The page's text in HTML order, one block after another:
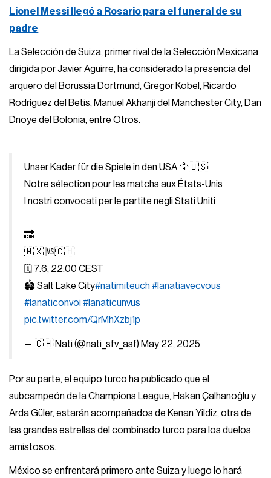
Lionel Messi llegó a Rosario para el funeral de su
padre
La Selección de Suiza, primer rival de la Selección Mexicana
dirigida por Javier Aguirre, ha considerado la presencia del
arquero del Borussia Dortmund, Gregor Kobel, Ricardo
Rodríguez del Betis, Manuel Akhanji del Manchester City, Dan
Dnoye del Bolonia, entre Otros.
Unser Kader für die Spiele in den USA 🦅🇺🇸
Notre sélection pour les matchs aux États-Unis
I nostri convocati per le partite negli Stati Uniti
🔜
🇲🇽 🆚🇨🇭
🗓 7.6, 22:00 CEST
🏟 Salt Lake City#natimiteuch #lanatiavecvous
#lanaticonvoi #lanaticunvus
pic.twitter.com/QrMhXzbj1p
— 🇨🇭 Nati (@nati_sfv_asf) May 22, 2025
Por su parte, el equipo turco ha publicado que el
subcampeón de la Champions League, Hakan Çalhanoğlu y
Arda Güler, estarán acompañados de Kenan Yildiz, otra de
las grandes estrellas del combinado turco para los duelos
amistosos.
México se enfrentará primero ante Suiza y luego lo hará